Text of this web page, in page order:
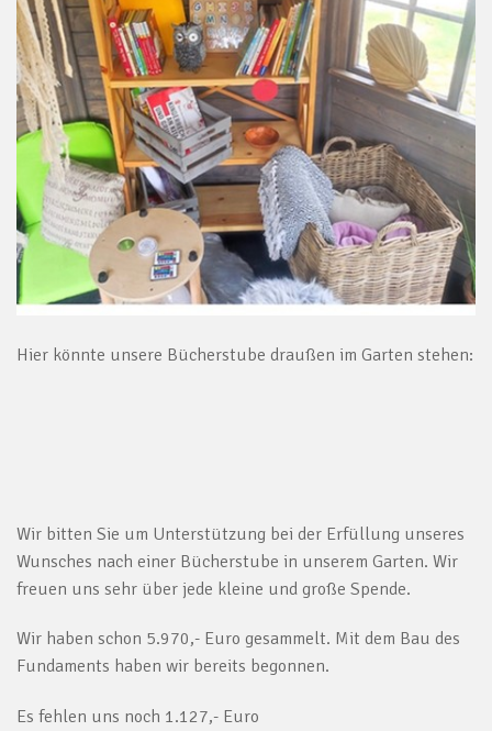
Hier könnte unsere Bücherstube draußen im Garten stehen:
Wir bitten Sie um Unterstützung bei der Erfüllung unseres
Wunsches nach einer Bücherstube in unserem Garten. Wir
freuen uns sehr über jede kleine und große Spende.
Wir haben schon 5.970,- Euro gesammelt. Mit dem Bau des
Fundaments haben wir bereits begonnen.
Es fehlen uns noch 1.127,- Euro